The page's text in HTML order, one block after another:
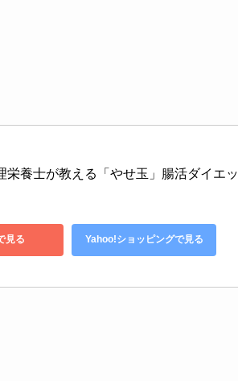
養士が教える「やせ玉」腸活ダイエッ
見る Yahoo!ショッピングで見る